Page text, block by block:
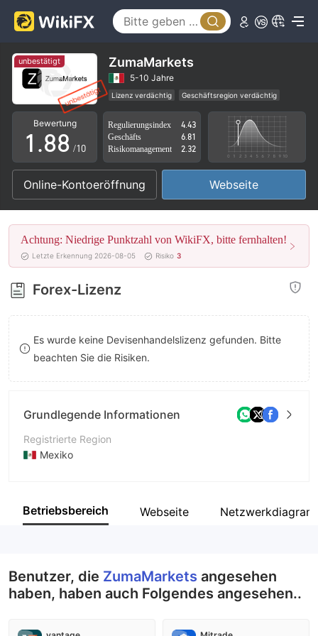
unbestätigt ZumaMarkets
5-10 Jahre
Lizenz verdächtig
Geschäftsregion verdächtig
Hohes potenzielles Risiko
Bewertung
0
1
2
3
4
5
6
7
8
9
.
4
5
6
7
8
9
4
5
6
7
8
9
/10
Regulierungsindex
4.43
Geschäfts
6.81
Risikomanagement
2.32
Online-Kontoeröffnung Webseite
Achtung: Niedrige Punktzahl von WikiFX, bitte fernhalten!
Letzte Erkennung 2026-08-05 Risiko 3
Forex-Lizenz
Es wurde keine Devisenhandelslizenz gefunden. Bitte
beachten Sie die Risiken.
Grundlegende Informationen
Registrierte Region
Mexiko
Unternehmen
Betriebsbereich Webseite
Benutzer, die ZumaMarkets angesehen
haben, haben auch Folgendes angesehen..